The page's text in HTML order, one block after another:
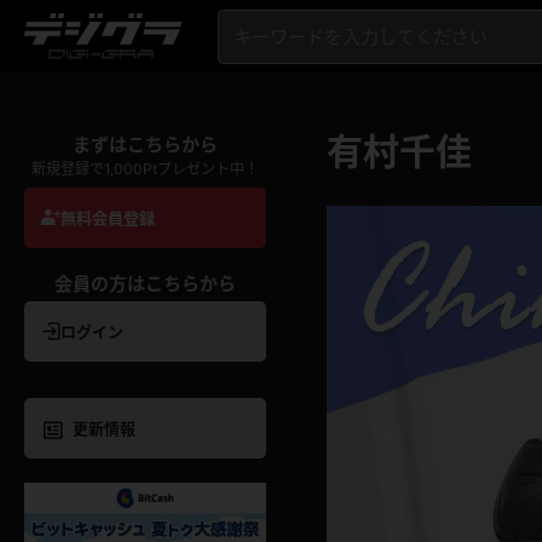
まずはこちらから
新規登録で1,000Ptプレゼント中！
無料会員登録
会員の方はこちらから
ログイン
更新情報
有村千佳